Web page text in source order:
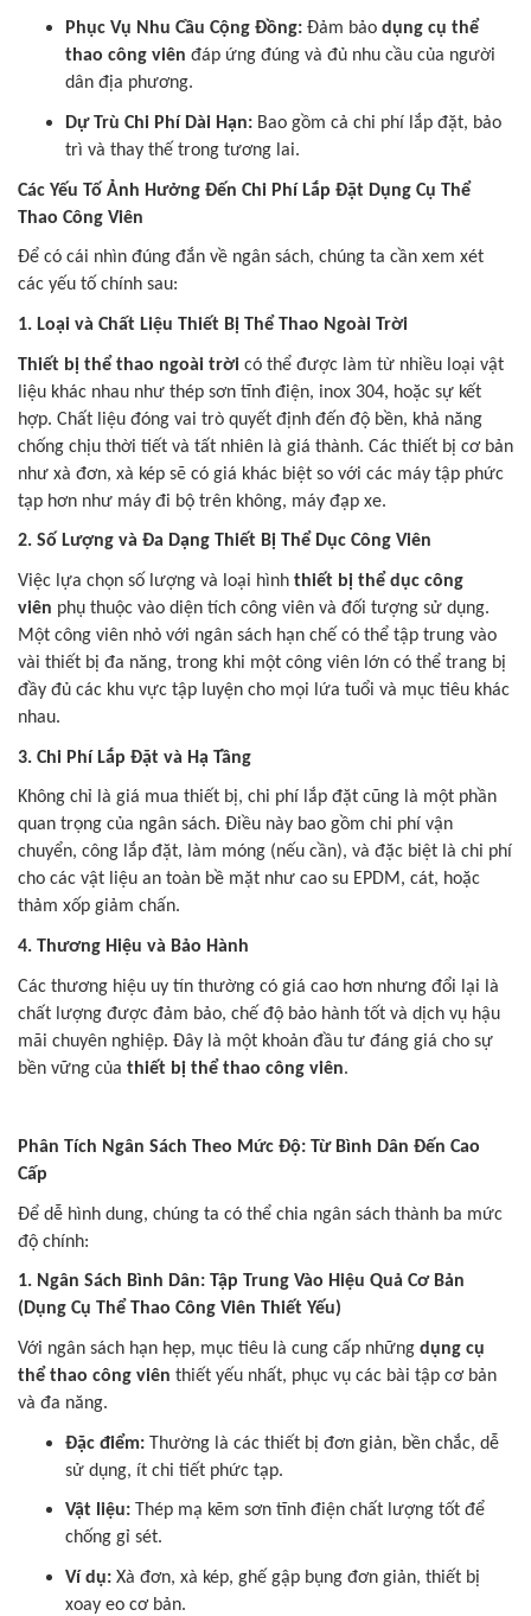
Phục Vụ Nhu Cầu Cộng Đồng: Đảm bảo dụng cụ thể
thao công viên đáp ứng đúng và đủ nhu cầu của người
dân địa phương.
Dự Trù Chi Phí Dài Hạn: Bao gồm cả chi phí lắp đặt, bảo
trì và thay thế trong tương lai.
Các Yếu Tố Ảnh Hưởng Đến Chi Phí Lắp Đặt Dụng Cụ Thể
Thao Công Viên
Để có cái nhìn đúng đắn về ngân sách, chúng ta cần xem xét
các yếu tố chính sau:
1. Loại và Chất Liệu Thiết Bị Thể Thao Ngoài Trời
Thiết bị thể thao ngoài trời có thể được làm từ nhiều loại vật
liệu khác nhau như thép sơn tĩnh điện, inox 304, hoặc sự kết
hợp. Chất liệu đóng vai trò quyết định đến độ bền, khả năng
chống chịu thời tiết và tất nhiên là giá thành. Các thiết bị cơ bản
như xà đơn, xà kép sẽ có giá khác biệt so với các máy tập phức
tạp hơn như máy đi bộ trên không, máy đạp xe.
2. Số Lượng và Đa Dạng Thiết Bị Thể Dục Công Viên
Việc lựa chọn số lượng và loại hình thiết bị thể dục công
viên phụ thuộc vào diện tích công viên và đối tượng sử dụng.
Một công viên nhỏ với ngân sách hạn chế có thể tập trung vào
vài thiết bị đa năng, trong khi một công viên lớn có thể trang bị
đầy đủ các khu vực tập luyện cho mọi lứa tuổi và mục tiêu khác
nhau.
3. Chi Phí Lắp Đặt và Hạ Tầng
Không chỉ là giá mua thiết bị, chi phí lắp đặt cũng là một phần
quan trọng của ngân sách. Điều này bao gồm chi phí vận
chuyển, công lắp đặt, làm móng (nếu cần), và đặc biệt là chi phí
cho các vật liệu an toàn bề mặt như cao su EPDM, cát, hoặc
thảm xốp giảm chấn.
4. Thương Hiệu và Bảo Hành
Các thương hiệu uy tín thường có giá cao hơn nhưng đổi lại là
chất lượng được đảm bảo, chế độ bảo hành tốt và dịch vụ hậu
mãi chuyên nghiệp. Đây là một khoản đầu tư đáng giá cho sự
bền vững của thiết bị thể thao công viên.
Phân Tích Ngân Sách Theo Mức Độ: Từ Bình Dân Đến Cao
Cấp
Để dễ hình dung, chúng ta có thể chia ngân sách thành ba mức
độ chính:
1. Ngân Sách Bình Dân: Tập Trung Vào Hiệu Quả Cơ Bản
(Dụng Cụ Thể Thao Công Viên Thiết Yếu)
Với ngân sách hạn hẹp, mục tiêu là cung cấp những dụng cụ
thể thao công viên thiết yếu nhất, phục vụ các bài tập cơ bản
và đa năng.
Đặc điểm: Thường là các thiết bị đơn giản, bền chắc, dễ
sử dụng, ít chi tiết phức tạp.
Vật liệu: Thép mạ kẽm sơn tĩnh điện chất lượng tốt để
chống gỉ sét.
Ví dụ: Xà đơn, xà kép, ghế gập bụng đơn giản, thiết bị
xoay eo cơ bản.